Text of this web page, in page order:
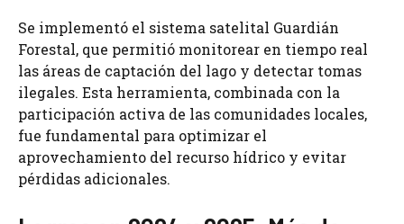
Se implementó el sistema satelital Guardián
Forestal, que permitió monitorear en tiempo real
las áreas de captación del lago y detectar tomas
ilegales. Esta herramienta, combinada con la
participación activa de las comunidades locales,
fue fundamental para optimizar el
aprovechamiento del recurso hídrico y evitar
pérdidas adicionales.